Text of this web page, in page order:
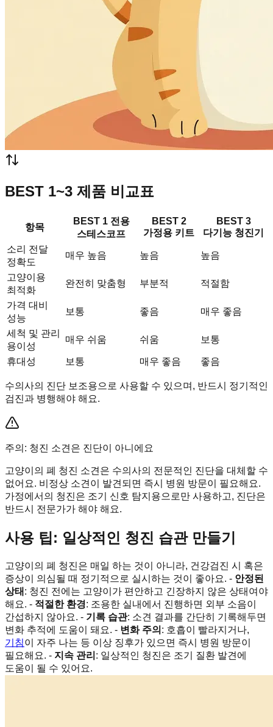
BEST 1~3 제품 비교표
항목
BEST 1 전용
스테스코프
BEST 2
가정용 키트
BEST 3
다기능 청진기
소리 전달
정확도
매우 높음 높음 높음
고양이용
최적화
완전히 맞춤형 부분적 적절함
가격 대비
성능
보통 좋음 매우 좋음
세척 및 관리
용이성
매우 쉬움 쉬움 보통
휴대성 보통 매우 좋음 좋음
수의사의 진단 보조용으로 사용할 수 있으며, 반드시 정기적인
검진과 병행해야 해요.
주의: 청진 소견은 진단이 아니에요
고양이의 폐 청진 소견은 수의사의 전문적인 진단을 대체할 수
없어요. 비정상 소견이 발견되면 즉시 병원 방문이 필요해요.
가정에서의 청진은 조기 신호 탐지용으로만 사용하고, 진단은
반드시 전문가가 해야 해요.
사용 팁: 일상적인 청진 습관 만들기
고양이의 폐 청진은 매일 하는 것이 아니라, 건강검진 시 혹은
증상이 의심될 때 정기적으로 실시하는 것이 좋아요. - 안정된
상태 : 청진 전에는 고양이가 편안하고 긴장하지 않은 상태여야
해요. - 적절한 환경: 조용한 실내에서 진행하면 외부 소음이
간섭하지 않아요. - 기록 습관: 소견 결과를 간단히 기록해두면
변화 추적에 도움이 돼요. - 변화 주의 : 호흡이 빨라지거나,
기침이 자주 나는 등 이상 징후가 있으면 즉시 병원 방문이
필요해요. - 지속 관리 : 일상적인 청진은 조기 질환 발견에
도움이 될 수 있어요.